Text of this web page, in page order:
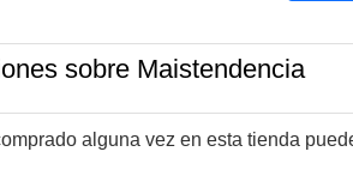
sobre Maistendencia
alguna vez en esta tienda